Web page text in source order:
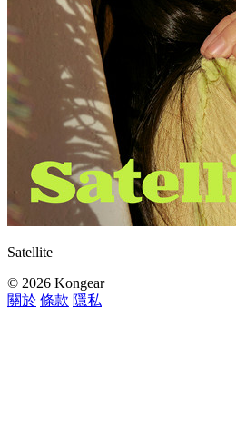
Satellite
© 2026 Kongear
關於 條款 隱私